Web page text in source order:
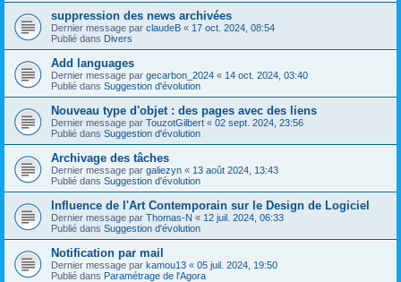
suppression des news archivées
Dernier message par claudeB « 17 oct. 2024, 08:54
Publié dans Divers
Add languages
Dernier message par gecarbon_2024 « 14 oct. 2024, 03:40
Publié dans Suggestion d'évolution
Nouveau type d'objet : des pages avec des liens
Dernier message par TouzotGilbert « 02 sept. 2024, 23:56
Publié dans Suggestion d'évolution
Archivage des tâches
Dernier message par galiezyn « 13 août 2024, 13:43
Publié dans Suggestion d'évolution
Influence de l'Art Contemporain sur le Design de Logiciel
Dernier message par Thomas-N « 12 juil. 2024, 06:33
Publié dans Suggestion d'évolution
Notification par mail
Dernier message par kamou13 « 05 juil. 2024, 19:50
Publié dans Paramétrage de l'Agora